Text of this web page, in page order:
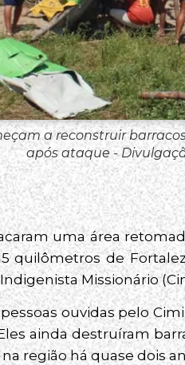
a reconstruir
após ataque -
uma área
quilômetros de
Missionário
ouvidas pelo
ainda destruíram
região há quase dois